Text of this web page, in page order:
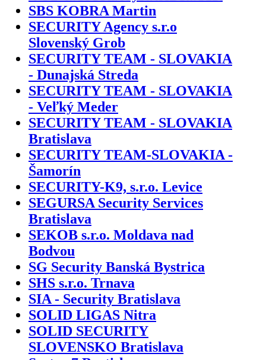
SBS KOBRA Martin
SECURITY Agency s.r.o
Slovenský Grob
SECURITY TEAM - SLOVAKIA
- Dunajská Streda
SECURITY TEAM - SLOVAKIA
- Veľký Meder
SECURITY TEAM - SLOVAKIA
Bratislava
SECURITY TEAM-SLOVAKIA -
Šamorín
SECURITY-K9, s.r.o. Levice
SEGURSA Security Services
Bratislava
SEKOB s.r.o. Moldava nad
Bodvou
SG Security Banská Bystrica
SHS s.r.o. Trnava
SIA - Security Bratislava
SOLID LIGAS Nitra
SOLID SECURITY
SLOVENSKO Bratislava